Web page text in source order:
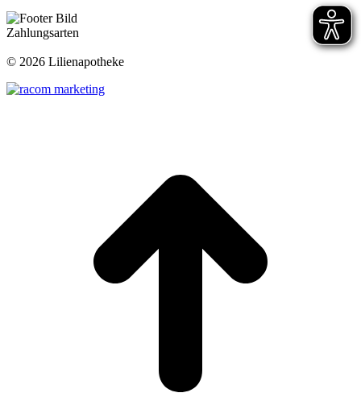
Zahlungsarten
© 2026 Lilienapotheke